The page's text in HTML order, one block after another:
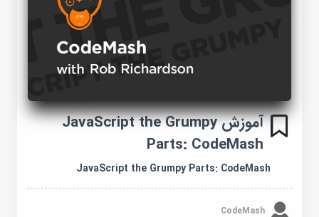
آموزش JavaScript the Grumpy
Parts: CodeMash
JavaScript the Grumpy Parts: CodeMash
CodeMash